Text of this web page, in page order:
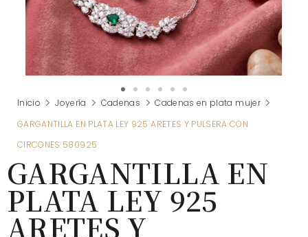
Inicio Joyería Cadenas
Cadenas en plata mujer
GARGANTILLA EN PLATA LEY 925 ARETES Y PULSERA CON
CIRCONES 580925
GARGANTILLA EN
PLATA LEY 925
ARETES Y